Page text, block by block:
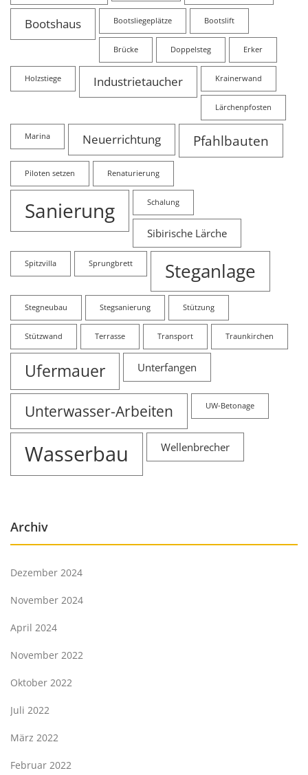
Bootshaus Bootsliegeplätze Bootslift
Brücke Doppelsteg Erker
Holzstiege Industrietaucher Krainerwand
Lärchenpfosten
Marina Neuerrichtung Pfahlbauten
Piloten setzen Renaturierung
Sanierung Schalung
Sibirische Lärche
Spitzvilla Sprungbrett Steganlage
Stegneubau Stegsanierung Stützung
Stützwand Terrasse Transport Traunkirchen
Ufermauer Unterfangen
Unterwasser-Arbeiten UW-Betonage
Wasserbau Wellenbrecher
Archiv
Dezember 2024
November 2024
April 2024
November 2022
Oktober 2022
Juli 2022
März 2022
Februar 2022